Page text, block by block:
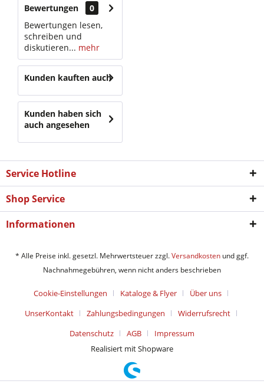
Bewertungen
0
Bewertungen lesen,
schreiben und
diskutieren... mehr
Kunden kauften auch
Kunden haben sich
auch angesehen
Service Hotline
Shop Service
Informationen
* Alle Preise inkl. gesetzl. Mehrwertsteuer zzgl.Versandkosten und ggf.
Nachnahmegebühren, wenn nicht anders beschrieben
Cookie-Einstellungen Kataloge & Flyer
Über uns
UnserKontakt
Zahlungsbedingungen
Widerrufsrecht
Datenschutz
AGB
Impressum
Realisiert mit Shopware